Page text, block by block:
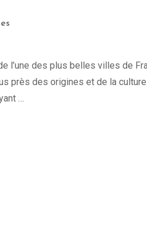
l’une des plus belles villes de
près des origines et de la
…